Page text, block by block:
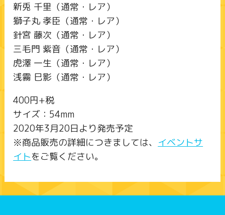
新兎 千里（通常・レア）
獅子丸 孝臣（通常・レア）
針宮 藤次（通常・レア）
三毛門 紫音（通常・レア）
虎澤 一生（通常・レア）
浅霧 巳影（通常・レア）
400円+税
サイズ：54mm
2020年3月20日より発売予定
※商品販売の詳細につきましては、 イベントサ
イトをご覧ください。